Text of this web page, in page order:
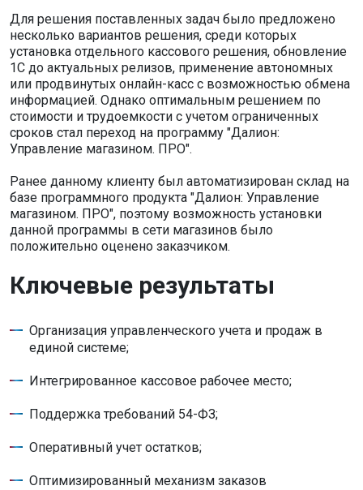
Для решения поставленных задач было предложено
несколько вариантов решения, среди которых
установка отдельного кассового решения, обновление
1С до актуальных релизов, применение автономных
или продвинутых онлайн-касс с возможностью обмена
информацией. Однако оптимальным решением по
стоимости и трудоемкости с учетом ограниченных
сроков стал переход на программу "Далион:
Управление магазином. ПРО".
Ранее данному клиенту был автоматизирован склад на
базе программного продукта "Далион: Управление
магазином. ПРО", поэтому возможность установки
данной программы в сети магазинов было
положительно оценено заказчиком.
Ключевые результаты
Организация управленческого учета и продаж в
единой системе;
Интегрированное кассовое рабочее место;
Поддержка требований 54-ФЗ;
Оперативный учет остатков;
Оптимизированный механизм заказов